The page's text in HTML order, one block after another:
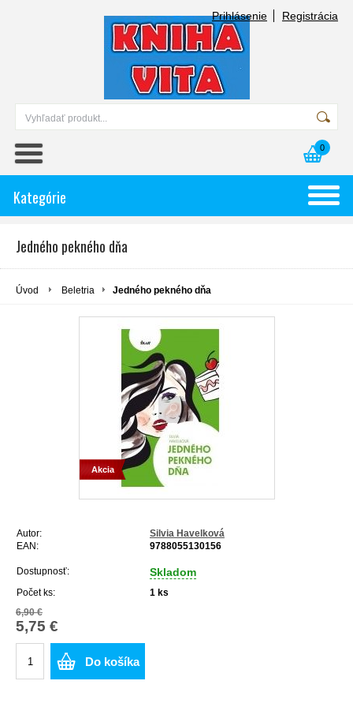
Prihlásenie Registrácia
0
Kategórie
Jedného pekného dňa
Úvod Beletria Jedného pekného dňa
Akcia
Autor:
Silvia Havelková
EAN:
9788055130156
Dostupnosť: Skladom
Počet ks: 1 ks
6,90 €
5,75 €
Do košíka